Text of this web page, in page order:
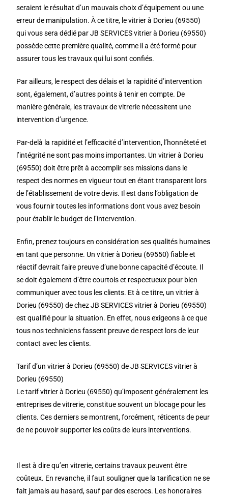
seraient le résultat d’un mauvais choix d’équipement ou une
erreur de manipulation. À ce titre, le vitrier à Dorieu (69550)
qui vous sera dédié par JB SERVICES vitrier à Dorieu (69550)
possède cette première qualité, comme il a été formé pour
assurer tous les travaux qui lui sont confiés.
Par ailleurs, le respect des délais et la rapidité d’intervention
sont, également, d’autres points à tenir en compte. De
manière générale, les travaux de vitrerie nécessitent une
intervention d’urgence.
Par-delà la rapidité et l’efficacité d’intervention, l’honnêteté et
l’intégrité ne sont pas moins importantes. Un vitrier à Dorieu
(69550) doit être prêt à accomplir ses missions dans le
respect des normes en vigueur tout en étant transparent lors
de l’établissement de votre devis. Il est dans l’obligation de
vous fournir toutes les informations dont vous avez besoin
pour établir le budget de l’intervention.
Enfin, prenez toujours en considération ses qualités humaines
en tant que personne. Un vitrier à Dorieu (69550) fiable et
réactif devrait faire preuve d’une bonne capacité d’écoute. Il
se doit également d’être courtois et respectueux pour bien
communiquer avec tous les clients. Et à ce titre, un vitrier à
Dorieu (69550) de chez JB SERVICES vitrier à Dorieu (69550)
est qualifié pour la situation. En effet, nous exigeons à ce que
tous nos techniciens fassent preuve de respect lors de leur
contact avec les clients.
Tarif d’un vitrier à Dorieu (69550) de JB SERVICES vitrier à
Dorieu (69550)
Le tarif vitrier à Dorieu (69550) qu’imposent généralement les
entreprises de vitrerie, constitue souvent un blocage pour les
clients. Ces derniers se montrent, forcément, réticents de peur
de ne pouvoir supporter les coûts de leurs interventions.
Il est à dire qu’en vitrerie, certains travaux peuvent être
coûteux. En revanche, il faut souligner que la tarification ne se
fait jamais au hasard, sauf par des escrocs. Les honoraires